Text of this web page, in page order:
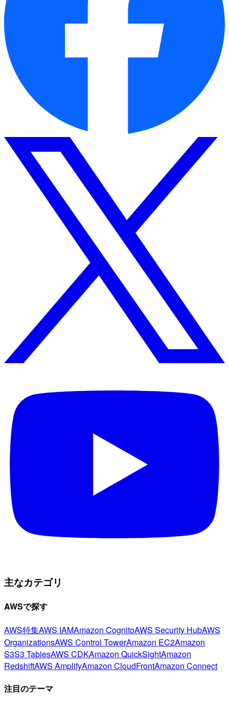
主なカテゴリ
AWSで探す
AWS特集AWS IAMAmazon CognitoAWS Security HubAWS
OrganizationsAWS Control TowerAmazon EC2Amazon
S3S3 TablesAWS CDKAmazon QuickSightAmazon
RedshiftAWS AmplifyAmazon CloudFrontAmazon Connect
注目のテーマ